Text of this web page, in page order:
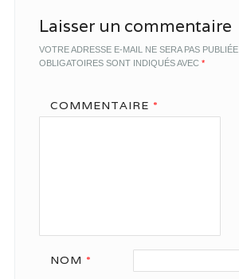
Laisser un commentaire
VOTRE ADRESSE E-MAIL NE SERA PAS PUBLIÉE.
OBLIGATOIRES SONT INDIQUÉS AVEC *
COMMENTAIRE *
NOM *